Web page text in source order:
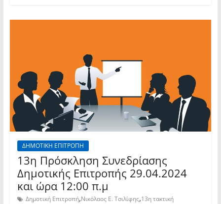
ΔΗΜΟΤΙΚΗ ΕΠΙΤΡΟΠΗ
13η Πρόσκληση Συνεδρίασης
Δημοτικής Επιτροπής 29.04.2024
και ώρα 12:00 π.μ
Δημοτική Επιτροπή,Νικόλαος Ε. Τσιλίφης,13η τακτική